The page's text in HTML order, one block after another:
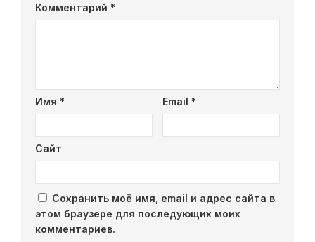
Комментарий *
Имя * Email *
Сайт
Сохранить моё имя, email и адрес сайта в
этом браузере для последующих моих
комментариев.